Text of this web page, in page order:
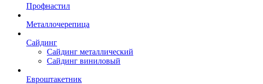
Профнастил
Металлочерепица
Сайдинг
Сайдинг металлический
Сайдинг виниловый
Евроштакетник